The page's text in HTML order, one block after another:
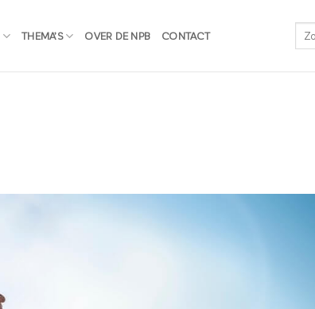
THEMA’S OVER DE NPB CONTACT